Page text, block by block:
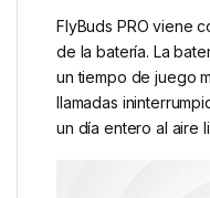
FlyBuds PRO viene
de la batería. La
un tiempo de juego
llamadas
un día entero al aire